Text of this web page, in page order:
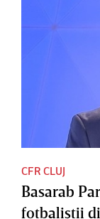
CFR CLUJ
Basarab
fotbaliştii